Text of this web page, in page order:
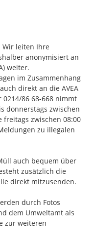
Wir leiten Ihre
anonymisiert an
weiter.
im Zusammenhang
direkt an die AVEA
86 68-668 nimmt
donnerstags zwischen
freitags zwischen 08:00
zu illegalen
auch bequem über
zusätzlich die
direkt mitzusenden.
durch Fotos
dem Umweltamt als
zur weiteren